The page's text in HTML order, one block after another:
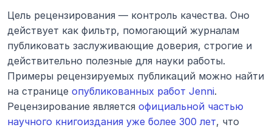
Цель рецензирования — контроль качества. Оно
действует как фильтр, помогающий журналам
публиковать заслуживающие доверия, строгие и
действительно полезные для науки работы.
Примеры рецензируемых публикаций можно найти
на странице опубликованных работ Jenni.
Рецензирование является официальной частью
научного книгоиздания уже более 300 лет, что